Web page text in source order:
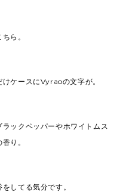
ら。
ケースにVyraoの文字が。
ックペッパーやホワイトムス
り。
してる気分です。